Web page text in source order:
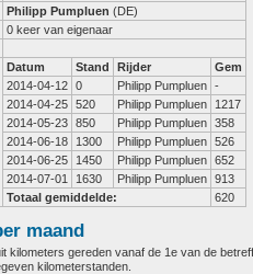
Philipp Pumpluen (DE)
0 keer van eigenaar
Datum Stand Rijder
Gem
2014-04-12 0 Philipp Pumpluen -
2014-04-25 520 Philipp Pumpluen
1217
2014-05-23 850 Philipp Pumpluen 358
2014-06-18
1300 Philipp Pumpluen 526
2014-06-25
1450 Philipp Pumpluen 652
2014-07-01
1630 Philipp Pumpluen 913
Totaal gemiddelde:
620
maand
kilometers gereden vanaf de 1e van de
kilometerstanden.